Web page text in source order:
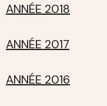
ANNÉE 2018
ANNÉE 2017
ANNÉE 2016